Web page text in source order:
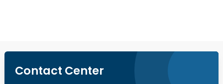
Contact Center